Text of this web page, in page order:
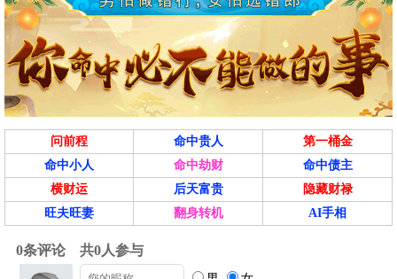
问前程 命中贵人
第一桶金
命中小人
命中劫财
命中债主
横财运
后天富贵
隐藏财禄
旺夫旺妻
翻身转机 AI手相